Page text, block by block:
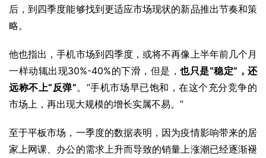
后，到四季度能够找到更适应市场现状的新品推出节奏和策
略。
他也指出，手机市场到四季度，或将不再像上半年前几个月
一样动辄出现30%-40%的下滑，但是， 也只是“稳定”，还
远称不上“反弹”。“手机市场早已饱和，在这个充分竞争的
市场上，再出现大规模的增长实属不易。”
至于平板市场，一季度的数据表明，因为疫情影响带来的居
家上网课、办公的需求上升而导致的销量上涨潮已经逐渐褪